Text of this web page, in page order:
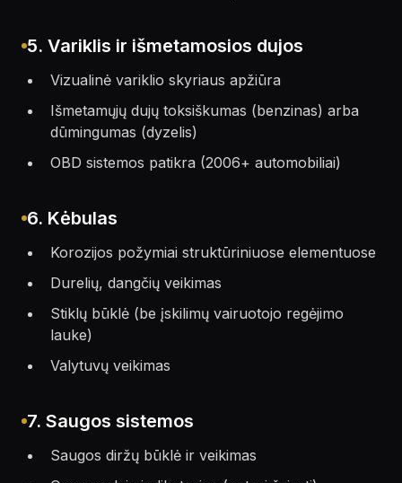
5. Variklis ir išmetamosios dujos
Vizualinė variklio skyriaus apžiūra
Išmetamųjų dujų toksiškumas (benzinas) arba
dūmingumas (dyzelis)
OBD sistemos patikra (2006+ automobiliai)
6. Kėbulas
Korozijos požymiai struktūriniuose elementuose
Durelių, dangčių veikimas
Stiklų būklė (be įskilimų vairuotojo regėjimo
lauke)
Valytuvų veikimas
7. Saugos sistemos
Saugos diržų būklė ir veikimas